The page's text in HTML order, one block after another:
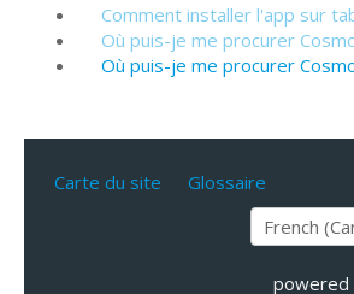
Comment installer l'app sur
Où puis-je me procurer
Où puis-je me procurer
Carte du site Glossaire
powered